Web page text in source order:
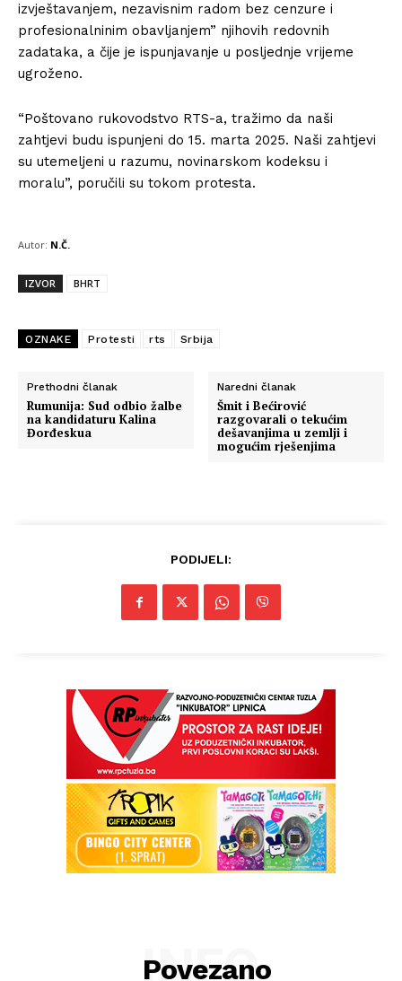
izvještavanjem, nezavisnim radom bez cenzure i
profesionalninim obavljanjem” njihovih redovnih
zadataka, a čije je ispunjavanje u posljednje vrijeme
ugroženo.
“Poštovano rukovodstvo RTS-a, tražimo da naši
zahtjevi budu ispunjeni do 15. marta 2025. Naši zahtjevi
su utemeljeni u razumu, novinarskom kodeksu i
moralu”, poručili su tokom protesta.
Autor: N.Č.
IZVOR BHRT
OZNAKE Protesti rts Srbija
Prethodni članak
Rumunija: Sud odbio žalbe
na kandidaturu Kalina
Đorđeskua
Naredni članak
Šmit i Bećirović
razgovarali o tekućim
dešavanjima u zemlji i
mogućim rješenjima
PODIJELI:
Povezano
INFO